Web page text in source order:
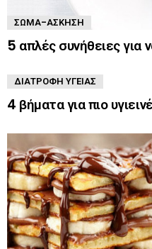
ΣΏΜΑ-ΆΣΚΗΣΗ
5 απλές συνήθειες για
ΔΙΑΤΡΟΦΉ ΥΓΕΊΑΣ
4 βήματα για πιο